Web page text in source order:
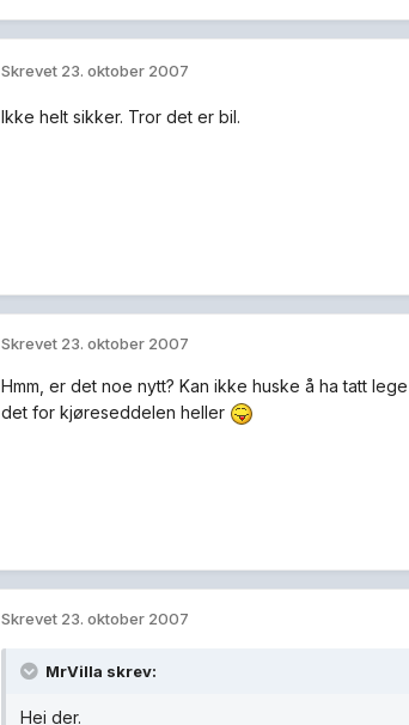
Skrevet 23. oktober 2007
Ikke helt sikker. Tror det er bil.
Skrevet 23. oktober 2007
Hmm, er det noe nytt? Kan ikke huske å ha tatt
det for kjøreseddelen heller
Skrevet 23. oktober 2007
MrVilla skrev:
Hei der.